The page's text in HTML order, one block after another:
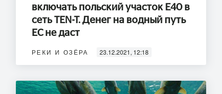
включать польский участок Е40 в
сеть TEN-T. Денег на водный путь
ЕС не даст
РЕКИ И ОЗЁРА 23.12.2021, 12:18